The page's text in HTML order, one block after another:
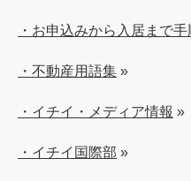
・お申込みから入居まで手
・不動産用語集 »
・イチイ・メディア情報 »
・イチイ国際部 »